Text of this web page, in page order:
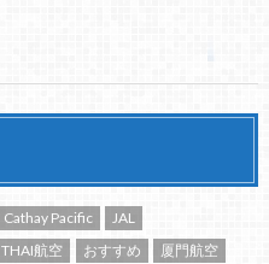
Cathay Pacific
JAL
THAI航空 おすすめ 厦門航空